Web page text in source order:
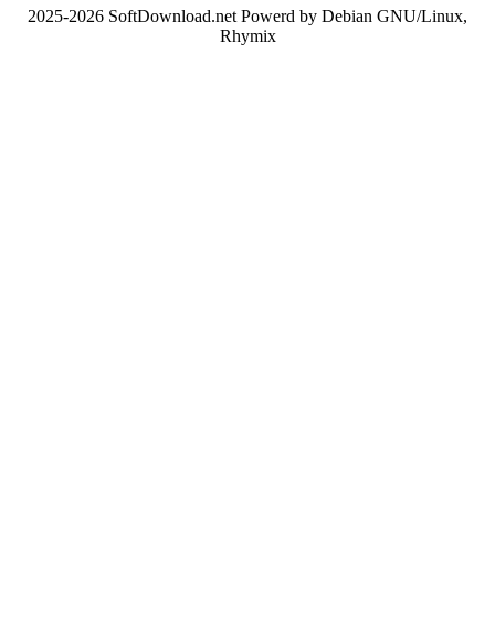
2025-2026 SoftDownload.net Powerd by Debian GNU/Linux,
Rhymix